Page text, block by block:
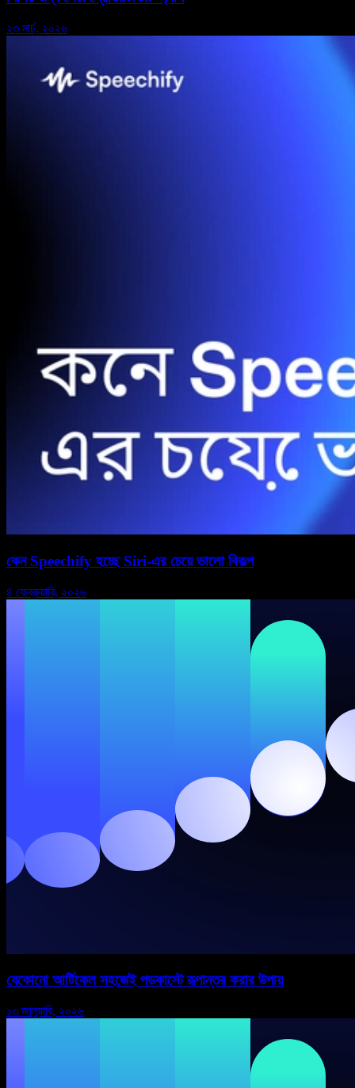
২৩ মার্চ, ২০২৬
কেন Speechify হচ্ছে Siri-এর চেয়ে ভালো বিকল্প
৪ ফেব্রুয়ারি, ২০২৬
যেকোনো আর্টিকেল সহজেই পডকাস্টে রূপান্তর করার উপায়
১৩ জানুয়ারি, ২০২৬